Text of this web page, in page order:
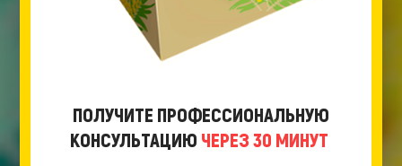
ПОЛУЧИТЕ ПРОФЕССИОНАЛЬНУЮ
КОНСУЛЬТАЦИЮ ЧЕРЕЗ 30 МИНУТ